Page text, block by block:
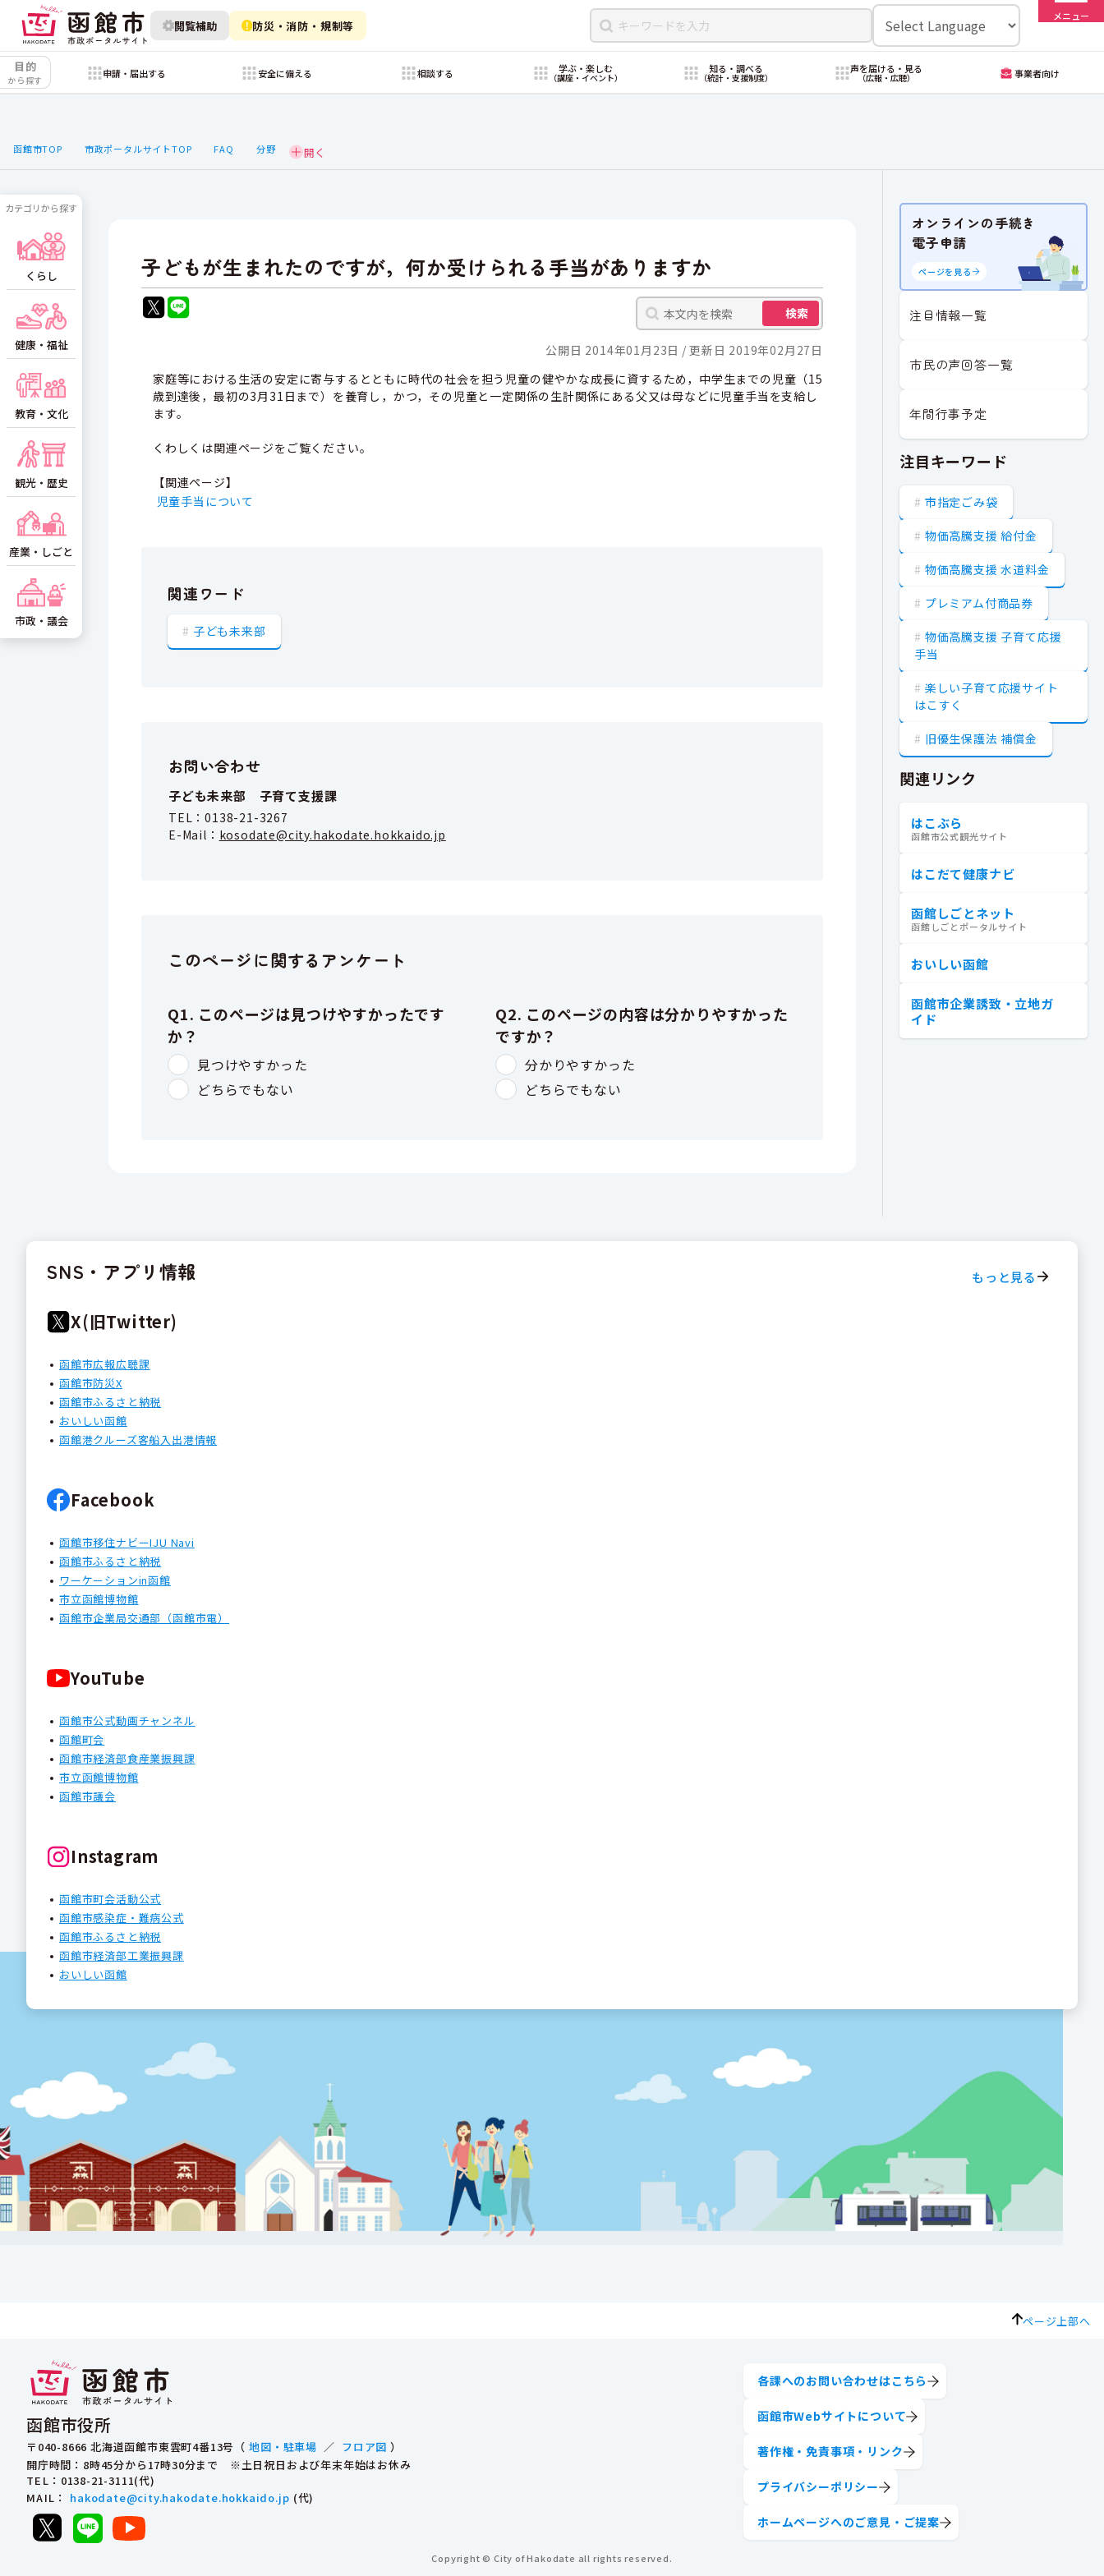
閲覧補助 防災・消防・規制等
メニュー
目的
から探す
申請・届出する 安全に備える 相談する 学ぶ・楽しむ
（講座・イベント）
知る・調べる
（統計・支援制度）
声を届ける・見る
（広報・広聴） 事業者向け
函館市TOP 市政ポータルサイトTOP FAQ 分野
子どもが生まれたのですが，何か受けられる手当がありますか
検索
公開日 2014年01月23日
更新日 2019年02月27日
家庭等における生活の安定に寄与するとともに時代の社会を担う児童の健やかな成長に資するため，中学生までの児童（15
歳到達後，最初の3月31日まで）を養育し，かつ，その児童と一定関係の生計関係にある父又は母などに児童手当を支給し
ます。
くわしくは関連ページをご覧ください。
【関連ページ】
児童手当について
関連ワード
子ども未来部
お問い合わせ
子ども未来部 子育て支援課
TEL：0138-21-3267
E-Mail： kosodate@city.hakodate.hokkaido.jp
このページに関するアンケート
カテゴリから探す
くらし
健康・福祉
教育・文化
観光・歴史
産業・しごと
市政・議会
オンラインの手続き
電子申請
ページを見る
注目情報一覧
市民の声回答一覧
年間行事予定
注目キーワード
市指定ごみ袋
物価高騰支援 給付金
物価高騰支援 水道料金
プレミアム付商品券
物価高騰支援 子育て応援
手当
楽しい子育て応援サイト
はこすく
旧優生保護法 補償金
関連リンク
はこぶら
函館市公式観光サイト
はこだて健康ナビ
函館しごとネット
函館しごとポータルサイト
おいしい函館
函館市企業誘致・立地ガ
イド
SNS・アプリ情報 もっと見る
X(旧Twitter)
函館市広報広聴課
函館市防災X
函館市ふるさと納税
おいしい函館
函館港クルーズ客船入出港情報
Facebook
函館市移住ナビーIJU Navi
函館市ふるさと納税
ワーケーションin函館
市立函館博物館
函館市企業局交通部（函館市電）
YouTube
函館市公式動画チャンネル
函館町会
函館市経済部食産業振興課
市立函館博物館
函館市議会
Instagram
函館市町会活動公式
函館市感染症・難病公式
函館市ふるさと納税
函館市経済部工業振興課
おいしい函館
ページ上部へ
函館市役所
〒040-8666 北海道函館市東雲町4番13号（ 地図・駐車場 ／ フロア図 ）
開庁時間：8時45分から17時30分まで ※土日祝日および年末年始はお休み
TEL ：0138-21-3111(代)
MAIL ： hakodate@city.hakodate.hokkaido.jp (代)
各課へのお問い合わせはこちら
函館市Webサイトについて
著作権・免責事項・リンク
プライバシーポリシー
ホームページへのご意見・ご提案
Copyright © City of Hakodate all rights reserved.